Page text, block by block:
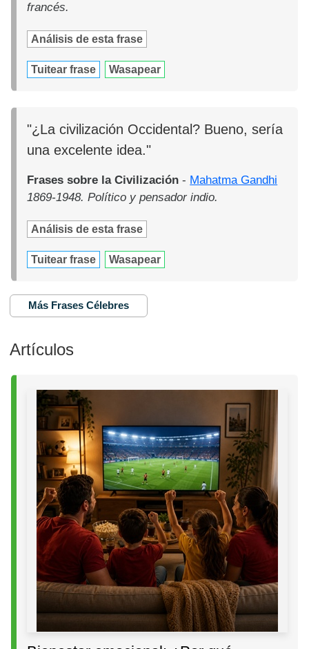
francés.
Análisis de esta frase
Tuitear frase Wasapear
"¿La civilización Occidental? Bueno, sería
una excelente idea."
Frases sobre la Civilización - Mahatma Gandhi
1869-1948. Político y pensador indio.
Análisis de esta frase
Tuitear frase Wasapear
Más Frases Célebres
Artículos